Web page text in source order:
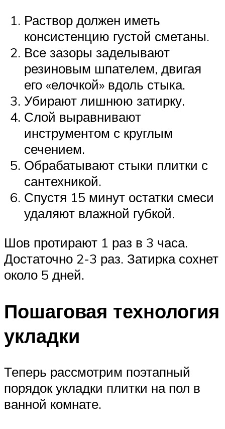
Раствор должен иметь
консистенцию густой сметаны.
Все зазоры заделывают
резиновым шпателем, двигая
его «елочкой» вдоль стыка.
Убирают лишнюю затирку.
Слой выравнивают
инструментом с круглым
сечением.
Обрабатывают стыки плитки с
сантехникой.
Спустя 15 минут остатки смеси
удаляют влажной губкой.
Шов протирают 1 раз в 3 часа.
Достаточно 2-3 раз. Затирка сохнет
около 5 дней.
Пошаговая технология
укладки
Теперь рассмотрим поэтапный
порядок укладки плитки на пол в
ванной комнате.